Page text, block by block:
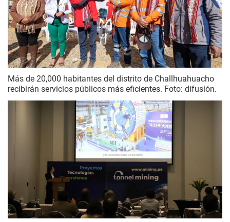
Más de 20,000 habitantes del distrito de Challhuahuacho
recibirán servicios públicos más eficientes. Foto: difusión.